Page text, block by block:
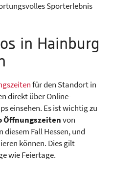
Sporterlebnis
in Hainburg
für den Standort in
direkt über Online-
einsehen. Es ist wichtig zu
Öffnungszeitenvon
Fall Hessen, und
können. Dies gilt
wie Feiertage.